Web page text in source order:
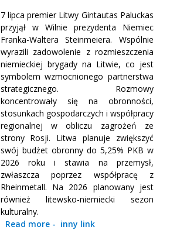
7 lipca premier Litwy Gintautas Paluckas
przyjął w Wilnie prezydenta Niemiec
Franka-Waltera Steinmeiera. Wspólnie
wyrazili zadowolenie z rozmieszczenia
niemieckiej brygady na Litwie, co jest
symbolem wzmocnionego partnerstwa
strategicznego. Rozmowy
koncentrowały się na obronności,
stosunkach gospodarczych i współpracy
regionalnej w obliczu zagrożeń ze
strony Rosji. Litwa planuje zwiększyć
swój budżet obronny do 5,25% PKB w
2026 roku i stawia na przemysł,
zwłaszcza poprzez współpracę z
Rheinmetall. Na 2026 planowany jest
również litewsko-niemiecki sezon
kulturalny.
Read more- inny link